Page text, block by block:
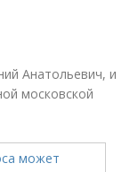
Анатольевич, и
московской